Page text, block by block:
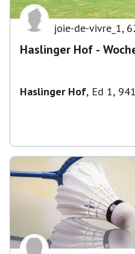
joie-de-vivre_1,
Haslinger Hof -
Haslinger Hof, Ed 1,